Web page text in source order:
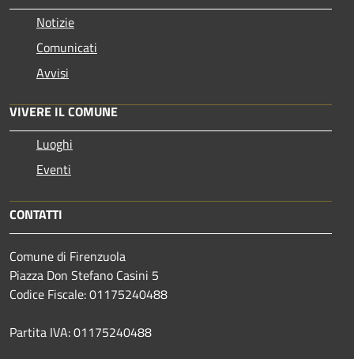
Notizie
Comunicati
Avvisi
VIVERE IL COMUNE
Luoghi
Eventi
CONTATTI
Comune di Firenzuola
Piazza Don Stefano Casini 5
Codice Fiscale: 01175240488
Partita IVA: 01175240488